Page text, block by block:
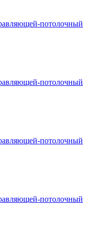
потолочный
потолочный
потолочный
потолочный